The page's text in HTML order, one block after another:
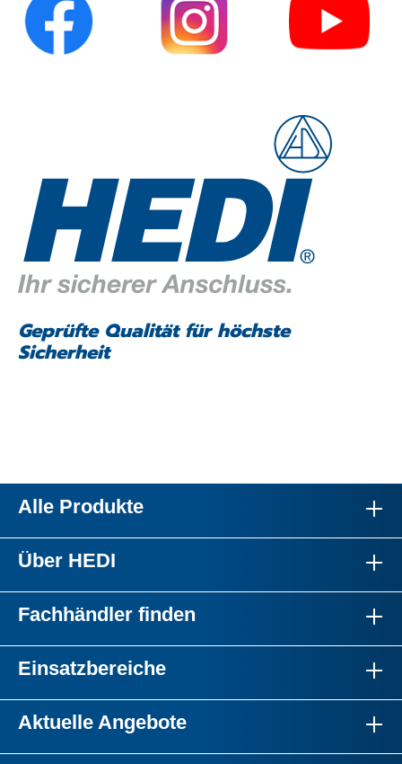
Geprüfte Qualität für höchste
Sicherheit
Alle Produkte
Über HEDI
Fachhändler finden
Einsatzbereiche
Aktuelle Angebote